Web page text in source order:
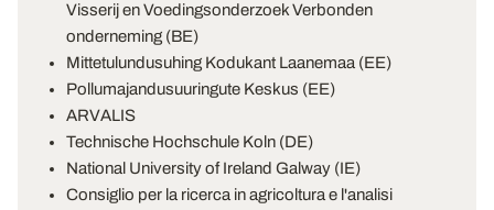
Visserij en Voedingsonderzoek Verbonden
onderneming (BE)
Mittetulundusuhing Kodukant Laanemaa (EE)
Pollumajandusuuringute Keskus (EE)
ARVALIS
Technische Hochschule Koln (DE)
National University of Ireland Galway (IE)
Consiglio per la ricerca in agricoltura e l'analisi